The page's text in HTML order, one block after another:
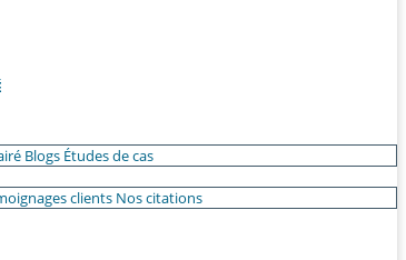
Blogs Études de cas
clients Nos citations